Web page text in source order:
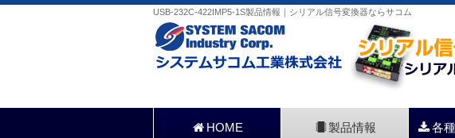
USB-232C-422IMP5-1S製品情報｜シリアル信号変換器ならサコム
HOME 製品情報 各